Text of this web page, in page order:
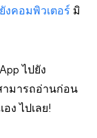
งคอมพิวเตอร์ มิ
ไปยัง
ามารถอ่านก่อน
ง ไปเลย!